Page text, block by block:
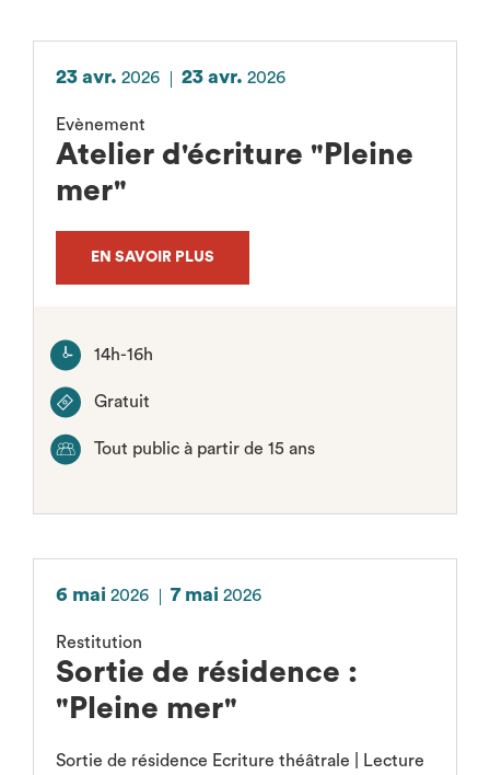
23 avr. 2026 23 avr. 2026
Evènement
Atelier d'écriture "Pleine
mer"
EN SAVOIR PLUS
14h-16h
Gratuit
Tout public à partir de 15 ans
6 mai 2026 7 mai 2026
Restitution
Sortie de résidence :
"Pleine mer"
Sortie de résidence Ecriture théâtrale | Lecture